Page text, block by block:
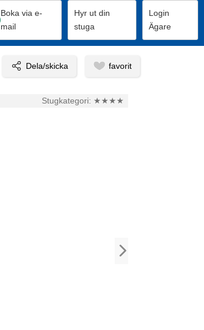
Boka via e-
mail
Hyr ut din
stuga
Login
Ägare
Stugkategori: ★★★★